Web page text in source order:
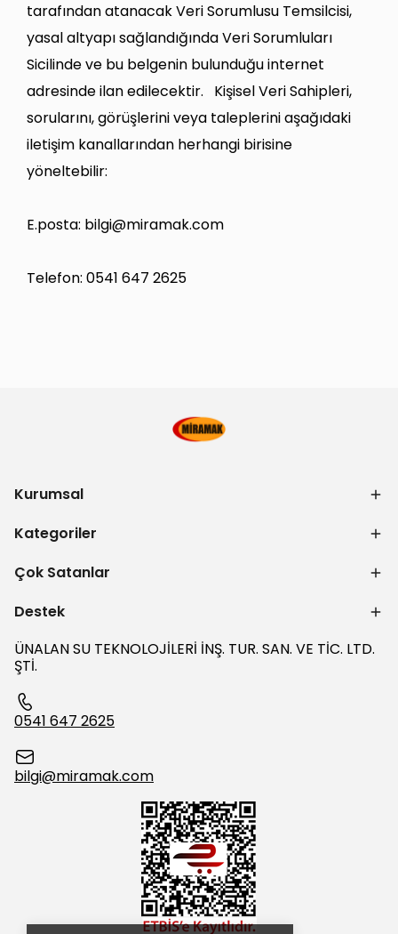
tarafından atanacak Veri Sorumlusu Temsilcisi,
yasal altyapı sağlandığında Veri Sorumluları
Sicilinde ve bu belgenin bulunduğu internet
adresinde ilan edilecektir. Kişisel Veri Sahipleri,
sorularını, görüşlerini veya taleplerini aşağıdaki
iletişim kanallarından herhangi birisine
yöneltebilir:
E.posta: bilgi@miramak.com
Telefon: 0541 647 2625
Kurumsal
Kategoriler
Çok Satanlar
Destek
ÜNALAN SU TEKNOLOJİLERİ İNŞ. TUR. SAN. VE TİC. LTD.
ŞTİ.
0541 647 2625
bilgi@miramak.com